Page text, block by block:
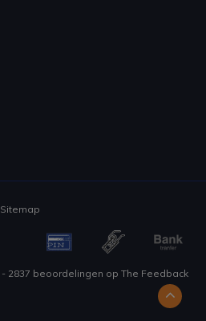
Sitemap
- 2837 beoordelingen op The Feedback